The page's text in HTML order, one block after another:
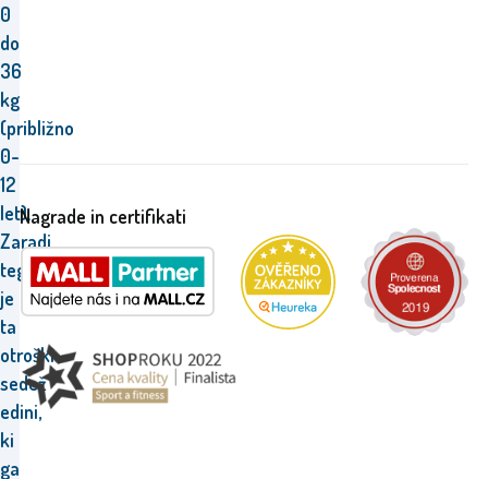
0
do
36
kg
(približno
0-
12
let).
Zaradi
tega
je
ta
otroški
sedež
edini,
ki
ga
Nagrade in certifikati